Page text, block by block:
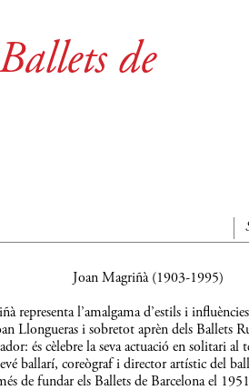
de
Joan Magriñà (1903-1995)
representa l’amalgama d’estils i
Llongueras i sobretot aprèn dels Ballets
és cèlebre la seva actuació en solitari
ballarí, coreògraf i director artístic del
de fundar els Ballets de Barcelona el